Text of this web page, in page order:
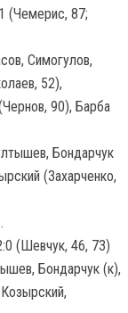
(Чемерис, 87;
Симогулов,
52),
90), Барба
Бондарчук
(Захарченко,
(Шевчук, 46, 73)
Бондарчук (к),